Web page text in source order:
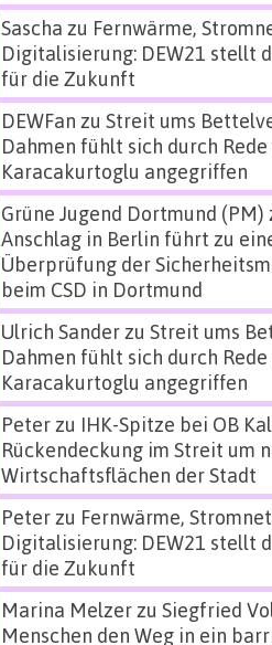
Sascha zu Fernwärme,
Digitalisierung: DEW21 stellt
für die Zukunft
DEWFan zu Streit ums
Dahmen fühlt sich durch Rede
Karacakurtoglu angegriffen
Grüne Jugend Dortmund (PM)
Anschlag in Berlin führt zu
Überprüfung der
beim CSD in Dortmund
Ulrich Sanderzu Streit ums
Dahmen fühlt sich durch Rede
Karacakurtoglu angegriffen
Peterzu IHK-Spitze bei OB
Rückendeckung im Streit um
Wirtschaftsflächen der Stadt
Peterzu Fernwärme,
Digitalisierung: DEW21 stellt
für die Zukunft
Marina Melzerzu Siegfried
Menschen den Weg in ein